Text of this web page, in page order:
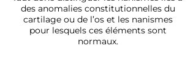
des anomalies constitutionnelles du
cartilage ou de l’os et les nanismes
pour lesquels ces éléments sont
normaux.